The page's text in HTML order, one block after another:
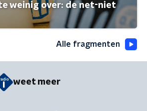
weinig over: de net-niet
Alle fragmenten
weet meer